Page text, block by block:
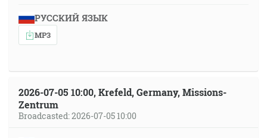
РУССКИЙ ЯЗЫК
MP3
2026-07-05 10:00, Krefeld, Germany, Missions-
Zentrum
Broadcasted: 2026-07-05 10:00